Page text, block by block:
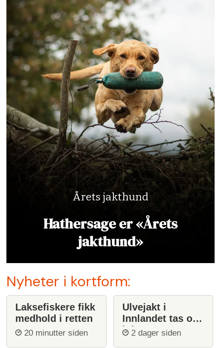
Årets jakthund
Hathersage er «Årets
jakthund»
Nyheter i kortform:
Laksefiskere fikk
medhold i retten
20 minutter siden
Ulvejakt i
Innlandet tas opp
igjen
2 dager siden